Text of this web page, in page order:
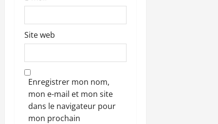
Site web
Enregistrer mon nom,
mon e-mail et mon site
dans le navigateur pour
mon prochain